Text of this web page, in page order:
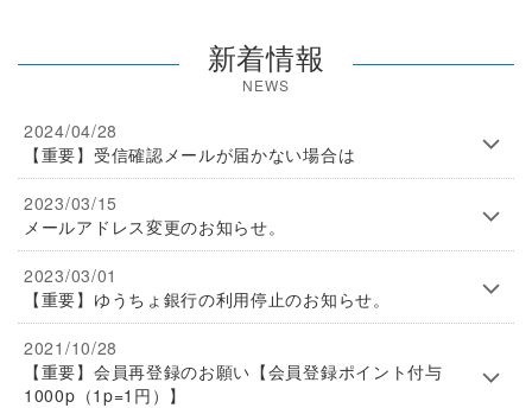
新着情報
NEWS
2024/04/28
【重要】受信確認メールが届かない場合は
2023/03/15
メールアドレス変更のお知らせ。
2023/03/01
【重要】ゆうちょ銀行の利用停止のお知らせ。
2021/10/28
【重要】会員再登録のお願い【会員登録ポイント付与
1000p（1p=1円）】